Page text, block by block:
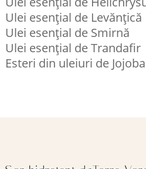
Ulei esențial de Levănțică
Ulei esențial de Smirnă
Ulei esențial de Trandafir
Esteri din uleiuri de